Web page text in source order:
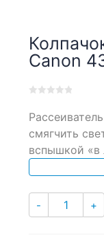
Canon
out
on
смягчить
вспышкой «в
- Количество
+